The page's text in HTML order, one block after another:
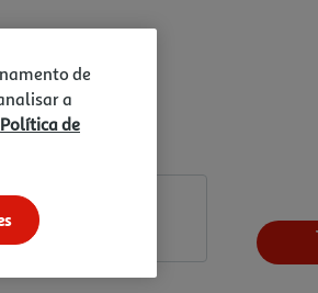
é um brinqued o clássico,
de
a
Política de